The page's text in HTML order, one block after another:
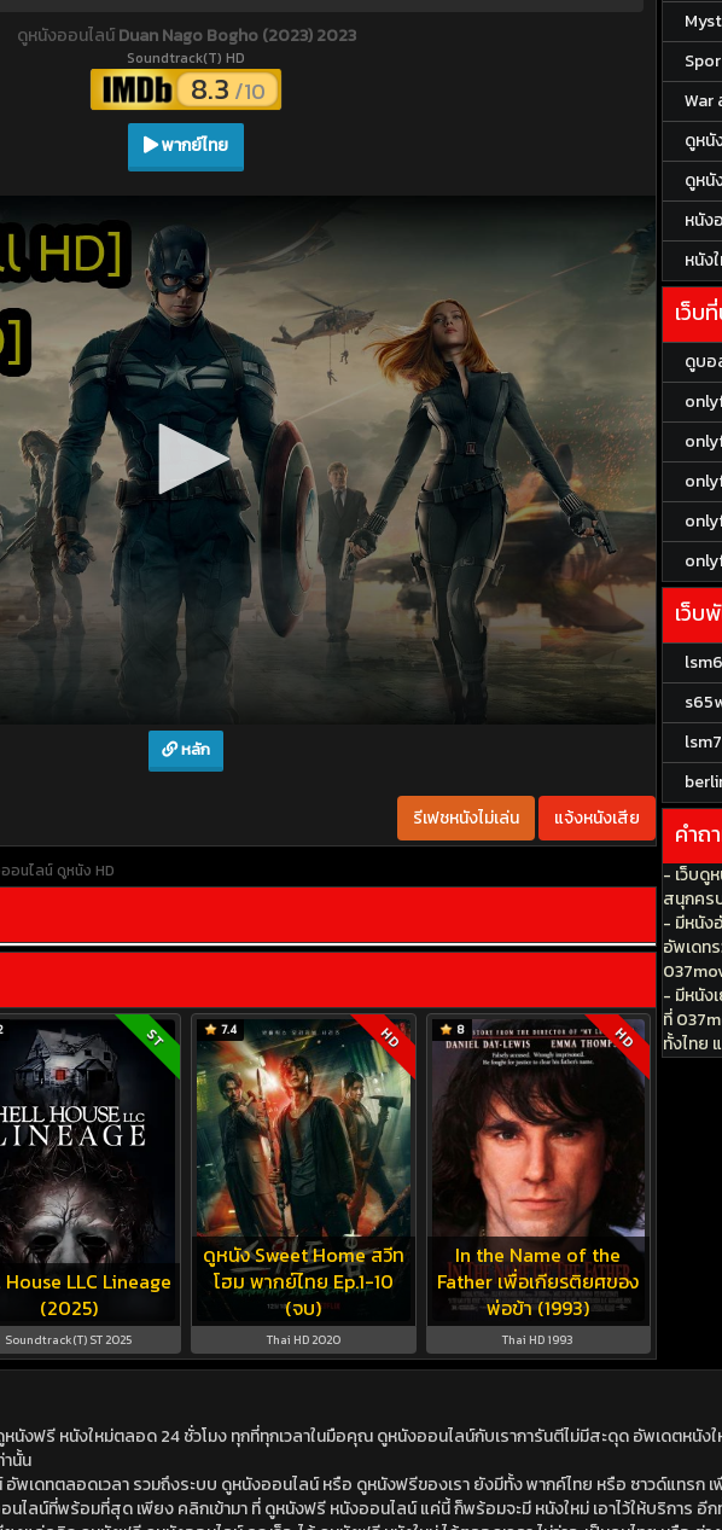
ดูหนังออนไลน์Duan Nago Bogho (2023) 2023
Soundtrack(T) HD
8.3 /10
พากย์ไทย
หลัก
รีเฟชหนังไม่เล่น แจ้งหนังเสีย
อนไลน์ ดูหนัง HD
LLC Lineage
(2025)
ST
Soundtrack(T) ST 2025
ดูหนัง Sweet Home สวีท
โฮม พากย์ไทย Ep.1-10
(จบ)
7.4 HD
Thai HD 2020
In the Name of the
Father เพื่อเกียรติยศของ
พ่อข้า (1993)
8 HD
Thai HD 1993
War
ดูหนั
ดูหนั
หนัง
หนัง
เว็บ
ดูบ
เว็บ
คำถ
- เว็บดู
สนุกคร
- มีหนัง
อัพเดท
- มีหนัง
ที่
ทั้งไทย
งฟรี หนังใหม่ตลอด 24 ชั่วโมง ทุกที่ทุกเวลาในมือคุณ ดูหนังออนไลน์กับเราการันตีไม่มีสะดุด อัพเดตหนังใ
นั้น
พเดทตลอดเวลา รวมถึงระบบ ดูหนังออนไลน์ หรือ ดูหนังฟรีของเรา ยังมีทั้ง พากค์ไทย หรือ ซาวด์แทรก
นไลน์ที่พร้อมที่สุด เพียง คลิกเข้ามา ที่ ดูหนังฟรี หนังออนไลน์ แค่นี้ ก็พร้อมจะมี หนังใหม่ เอาไว้ให้บริการ